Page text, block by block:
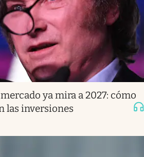
ya mira a 2027: cómo
las inversiones